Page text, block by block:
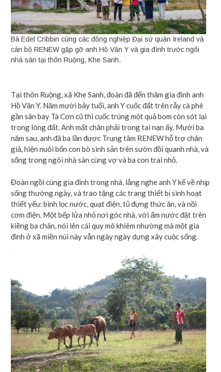
Bà Edel Cribbin cùng các đồng nghiệp Đại sứ quán Ireland và
cán bộ RENEW gặp gỡ anh Hồ Văn Y và gia đình trước ngôi
nhà sàn tại thôn Ruộng, Khe Sanh.
Tại thôn Ruộng, xã Khe Sanh, đoàn đã đến thăm gia đình anh
Hồ Văn Y. Năm mười bảy tuổi, anh Y cuốc đất trên rẫy cà phê
gần sân bay Tà Cơn cũ thì cuốc trúng một quả bom còn sót lại
trong lòng đất. Anh mất chân phải trong tai nạn ấy. Mười ba
năm sau, anh đã ba lần được Trung tâm RENEW hỗ trợ chân
giả, hiện nuôi bốn con bò sinh sản trên sườn đồi quanh nhà, và
sống trong ngôi nhà sàn cùng vợ và ba con trai nhỏ.
Đoàn ngồi cùng gia đình trong nhà, lắng nghe anh Y kể về nhịp
sống thường ngày, và trao tặng các trang thiết bị sinh hoạt
thiết yếu: bình lọc nước, quạt điện, tủ đựng thức ăn, và nồi
cơm điện. Một bếp lửa nhỏ nơi góc nhà, với ấm nước đặt trên
kiềng ba chân, nói lên cái quy mô khiêm nhường mà một gia
đình ở xã miền núi này vẫn ngày ngày dựng xây cuộc sống.